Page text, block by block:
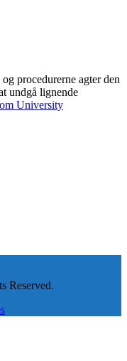
procedurerne agter den
undgå lignende
University
Reserved.